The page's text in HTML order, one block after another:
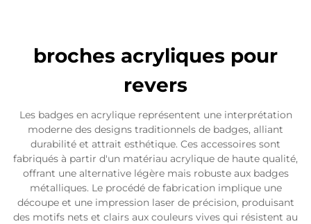
broches acryliques pour
revers
Les badges en acrylique représentent une interprétation
moderne des designs traditionnels de badges, alliant
durabilité et attrait esthétique. Ces accessoires sont
fabriqués à partir d'un matériau acrylique de haute qualité,
offrant une alternative légère mais robuste aux badges
métalliques. Le procédé de fabrication implique une
découpe et une impression laser de précision, produisant
des motifs nets et clairs aux couleurs vives qui résistent au